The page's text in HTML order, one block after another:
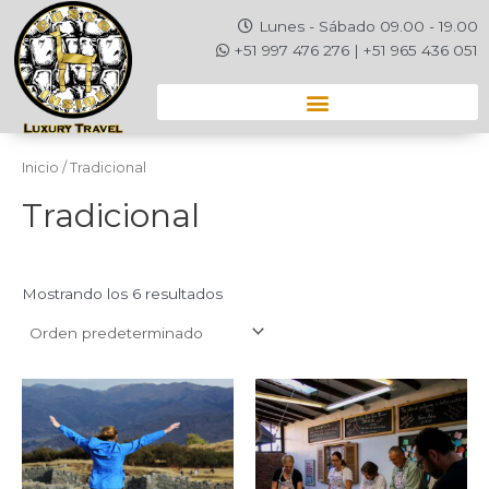
contenido
Lunes - Sábado 09.00 - 19.00
+51 997 476 276 | +51 965 436 051
Inicio / Tradicional
Tradicional
Mostrando los 6 resultados